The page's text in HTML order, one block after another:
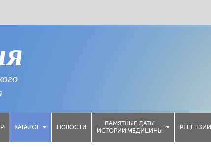
КАТАЛОГ НОВОСТИ
ПАМЯТНЫЕ ДАТЫ
ИСТОРИИ МЕДИЦИНЫ
РЕЦЕНЗИИ